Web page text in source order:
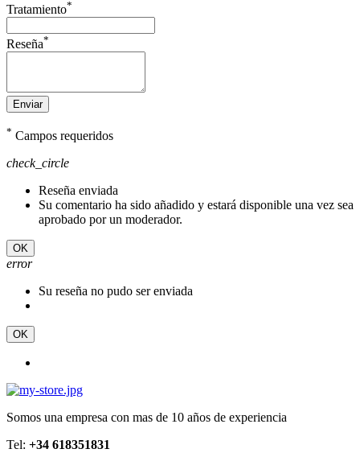
Tratamiento*
Reseña*
Enviar
* Campos requeridos
check_circle
Reseña enviada
Su comentario ha sido añadido y estará disponible una vez sea
aprobado por un moderador.
OK
error
Su reseña no pudo ser enviada
OK
Somos una empresa con mas de 10 años de experiencia
Tel: +34 618351831